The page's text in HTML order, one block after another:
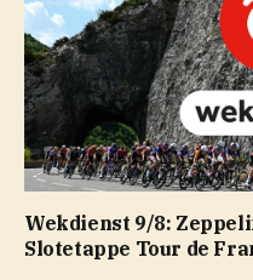
Wekdienst 9/8:
Slotetappe Tour de